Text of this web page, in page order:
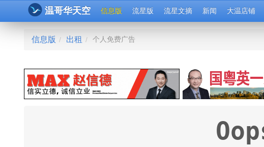
温哥华天空 信息版 流星版 流星文摘 新闻 大温店铺
信息版 / 出租 / 个人免费广告